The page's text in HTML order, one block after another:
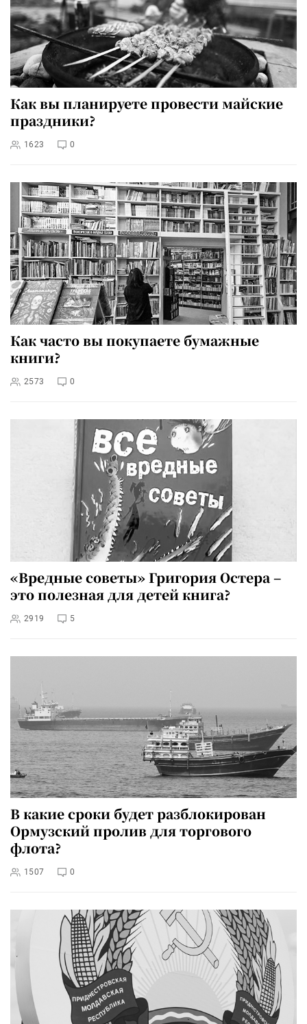
Как вы планируете провести майские
праздники?
1623 0
Как часто вы покупаете бумажные
книги?
2573 0
«Вредные советы» Григория Остера –
это полезная для детей книга?
2919 5
В какие сроки будет разблокирован
Ормузский пролив для торгового
флота?
1507 0